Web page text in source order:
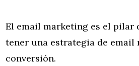
El email marketing es el pilar
tener una estrategia de email
conversión.